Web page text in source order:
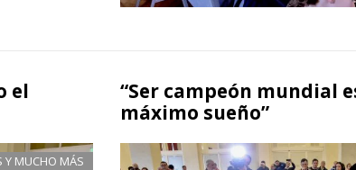
el
Y MUCHO MÁS
“Ser campeón mundial
máximo sueño”